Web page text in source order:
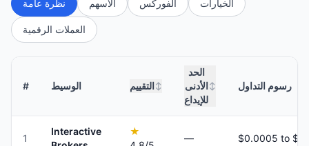
نظرة عامة الأسهم الفوركس الخيارات
العملات الرقمية
# الوسيط التقييم ↕
الحد
الأدنى
للإيداع
↕ رسوم التداول
1
Interactive
★
—